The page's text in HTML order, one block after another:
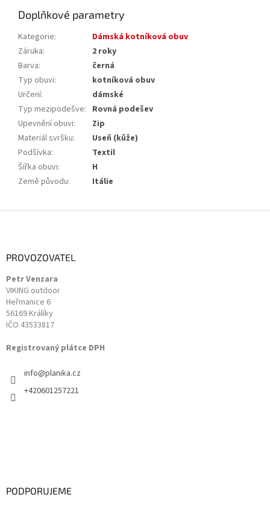
Doplňkové parametry
Kategorie:
Dámská kotníková obuv
Záruka:
2 roky
Barva:
černá
Typ obuvi:
kotníková obuv
Určení:
dámské
Typ mezipodešve: Rovná podešev
Upevnění obuvi:
Zip
Materiál svršku:
Useň (kůže)
Podšívka:
Textil
Šířka obuvi:
H
Země původu: Itálie
PROVOZOVATEL
Petr Venzara
VIKING outdoor
Heřmanice 6
56169 Králíky
IČO 43533817
Registrovaný plátce DPH
info@planika.cz
+420601257221
PODPORUJEME